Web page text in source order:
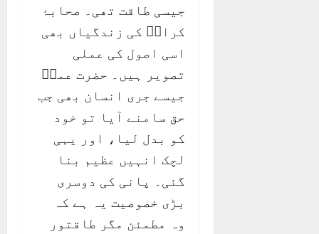
جیسی طاقت تھی۔ صحابۂ
کرامؓ کی زندگیاں بھی
اسی اصول کی عملی
تصویر ہیں۔ حضرت عمرؓ
جیسے جری انسان بھی جب
حق سامنے آیا تو خود
کو بدل لیا، اور یہی
لچک انہیں عظیم بنا
گئی۔ پانی کی دوسری
بڑی خصوصیت یہ ہے کہ
وہ مطمئن مگر طاقتور